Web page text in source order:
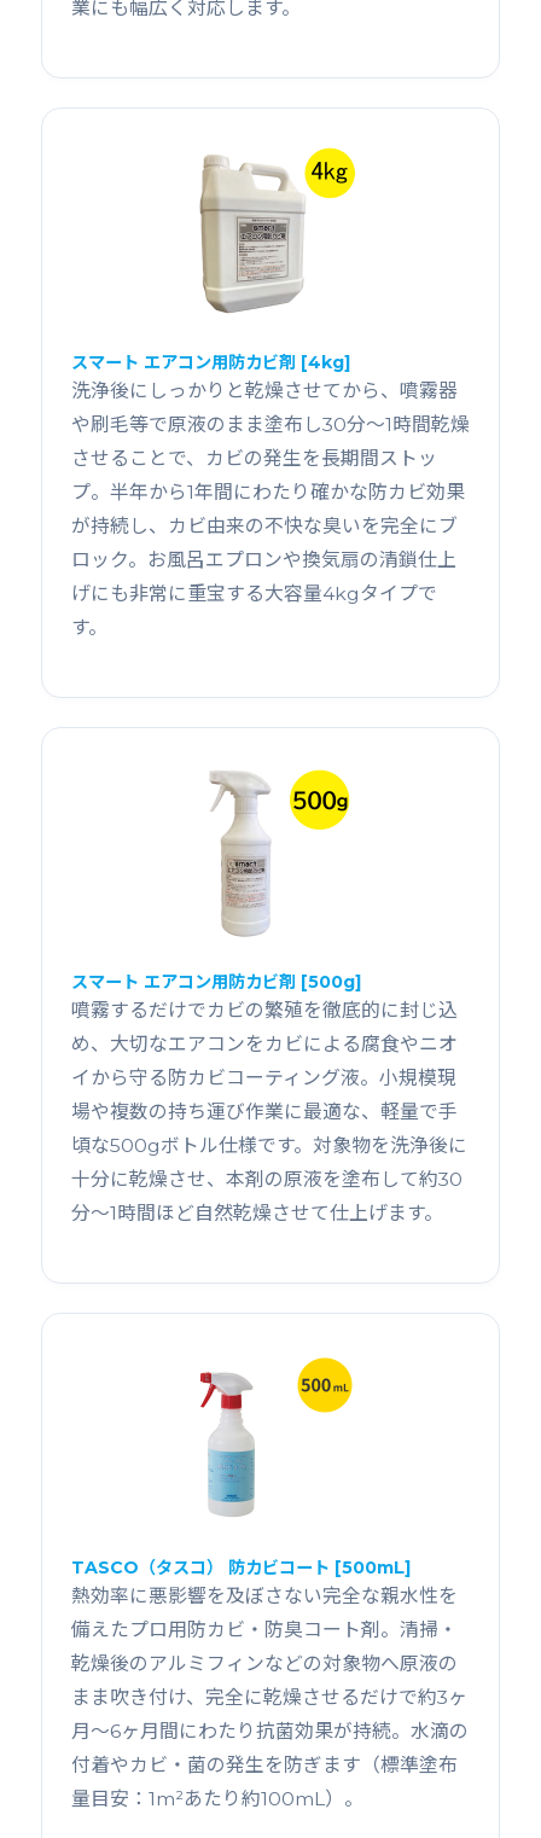
業にも幅広く対応します。
スマート エアコン用防カビ剤 [4kg]
洗浄後にしっかりと乾燥させてから、噴霧器
や刷毛等で原液のまま塗布し30分〜1時間乾燥
させることで、カビの発生を長期間ストッ
プ。半年から1年間にわたり確かな防カビ効果
が持続し、カビ由来の不快な臭いを完全にブ
ロック。お風呂エプロンや換気扇の清鎖仕上
げにも非常に重宝する大容量4kgタイプで
す。
スマート エアコン用防カビ剤 [500g]
噴霧するだけでカビの繁殖を徹底的に封じ込
め、大切なエアコンをカビによる腐食やニオ
イから守る防カビコーティング液。小規模現
場や複数の持ち運び作業に最適な、軽量で手
頃な500gボトル仕様です。対象物を洗浄後に
十分に乾燥させ、本剤の原液を塗布して約30
分〜1時間ほど自然乾燥させて仕上げます。
TASCO（タスコ） 防カビコート [500mL]
熱効率に悪影響を及ぼさない完全な親水性を
備えたプロ用防カビ・防臭コート剤。清掃・
乾燥後のアルミフィンなどの対象物へ原液の
まま吹き付け、完全に乾燥させるだけで約3ヶ
月〜6ヶ月間にわたり抗菌効果が持続。水滴の
付着やカビ・菌の発生を防ぎます（標準塗布
量目安：1m²あたり約100mL）。